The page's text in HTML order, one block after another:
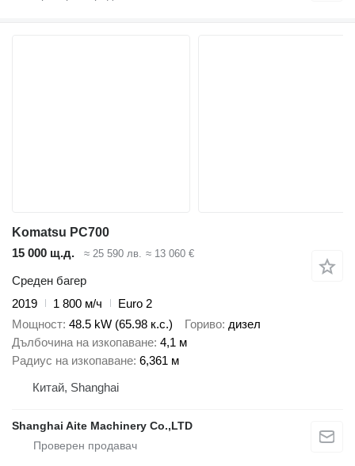
Komatsu PC700
15 000 щ.д.
≈ 25 590 лв. ≈ 13 060 €
Среден багер
2019
1 800 м/ч
Euro 2
Мощност 48.5 kW (65.98 к.с.) Гориво дизел
Дълбочина на изкопаване 4,1 м
Радиус на изкопаване 6,361 м
Китай, Shanghai
Shanghai Aite Machinery Co.,LTD